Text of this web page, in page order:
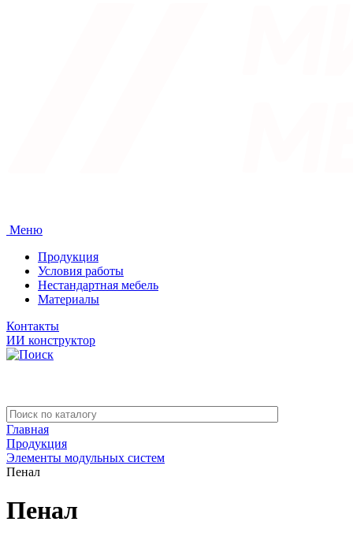
Меню
Продукция
Условия работы
Нестандартная мебель
Материалы
Контакты
ИИ конструктор
Главная
Продукция
Элементы модульных систем
Пенал
Пенал